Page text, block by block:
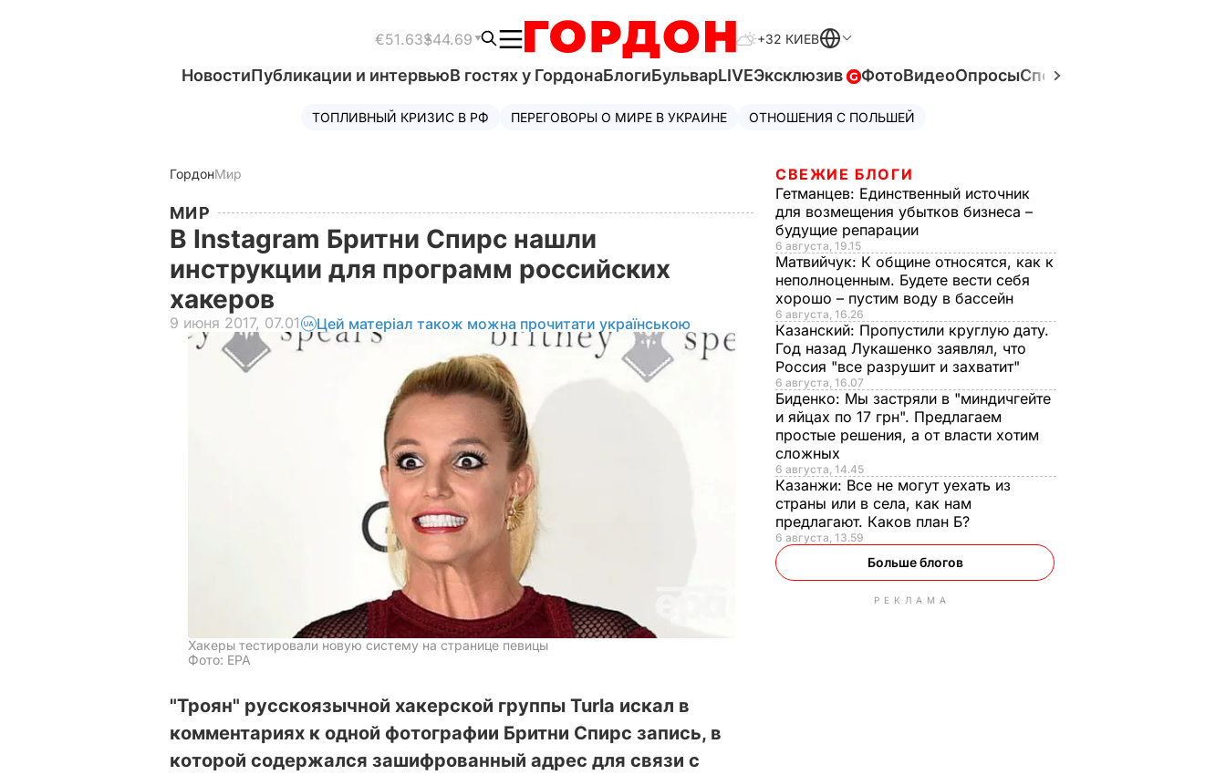
€51.63$44.69 +32 КИЕВ
НовостиПубликации и интервьюВ гостях у ГордонаБлогиБульварLIVEЭксклюзив ФотоВидеоОпросыСпецпроекты
ТОПЛИВНЫЙ КРИЗИС В РФ ПЕРЕГОВОРЫ О МИРЕ В УКРАИНЕ ОТНОШЕНИЯ С ПОЛЬШЕЙ
ГордонМир
МИР
В Instagram Бритни Спирс нашли
инструкции для программ российских
хакеров
9 июня 2017, 07.01 Цей матеріал також можна прочитати українською
Хакеры тестировали новую систему на странице певицы
Фото: EPA
"Троян" русскоязычной хакерской группы Turla искал в
комментариях к одной фотографии Бритни Спирс запись, в
которой содержался зашифрованный адрес для связи с
СВЕЖИЕ БЛОГИ
Гетманцев: Единственный источник
для возмещения убытков бизнеса –
будущие репарации
6 августа, 19.15
Матвийчук: К общине относятся, как к
неполноценным. Будете вести себя
хорошо – пустим воду в бассейн
6 августа, 16.26
Казанский: Пропустили круглую дату.
Год назад Лукашенко заявлял, что
Россия "все разрушит и захватит"
6 августа, 16.07
Биденко: Мы застряли в "миндичгейте
и яйцах по 17 грн". Предлагаем
простые решения, а от власти хотим
сложных
6 августа, 14.45
Казанжи: Все не могут уехать из
страны или в села, как нам
предлагают. Каков план Б?
6 августа, 13.59
Больше блогов
РЕКЛАМА